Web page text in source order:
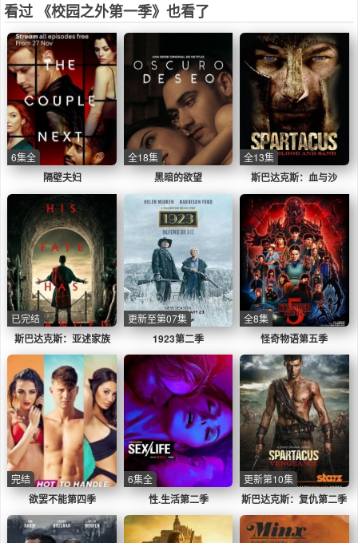
看过 《校园之外第一季》也看了
隔壁夫妇
6集全
黑暗的欲望
全18集
斯巴达克斯：血与沙
全13集
斯巴达克斯：亚述家族
已完结
1923第二季
更新至第07集
怪奇物语第五季
全8集
欲罢不能第四季
完结
性.生活第二季
6集全
斯巴达克斯：复仇第二季
更新第10集